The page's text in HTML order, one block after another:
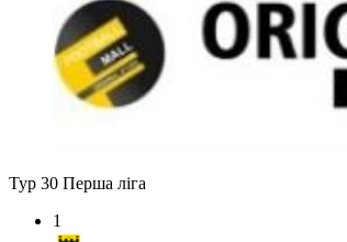
Тур 30 Перша ліга
1